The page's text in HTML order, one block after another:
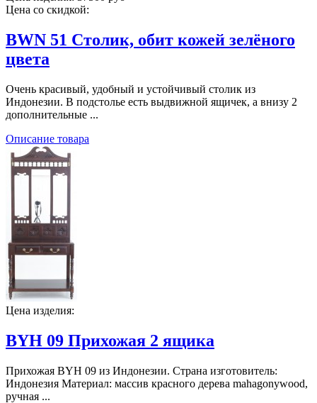
Цена со скидкой:
BWN 51 Столик, обит кожей зелёного
цвета
Очень красивый, удобный и устойчивый столик из
Индонезии. В подстолье есть выдвижной ящичек, а внизу 2
дополнительные ...
Описание товара
Цена изделия:
BYH 09 Прихожая 2 ящика
Прихожая BYH 09 из Индонезии. Страна изготовитель:
Индонезия Материал: массив красного дерева mahagonywood,
ручная ...